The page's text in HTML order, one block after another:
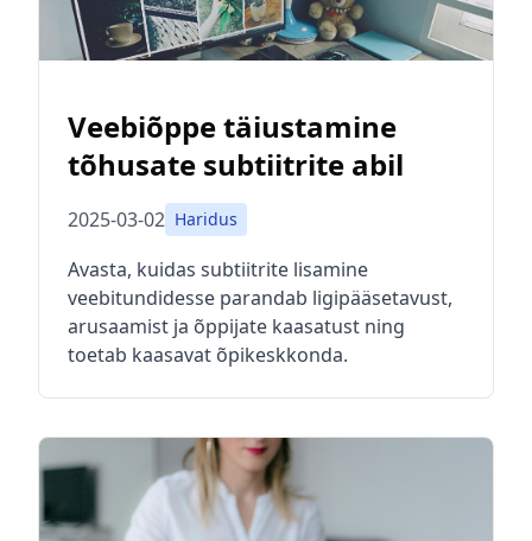
Veebiõppe täiustamine
tõhusate subtiitrite abil
2025-03-02 Haridus
Avasta, kuidas subtiitrite lisamine
veebitundidesse parandab ligipääsetavust,
arusaamist ja õppijate kaasatust ning
toetab kaasavat õpikeskkonda.